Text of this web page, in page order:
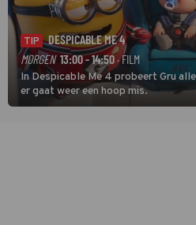
TIP
DESPICABLE ME 4
MORGEN 13:00 - 14:50· FILM
In Despicable Me 4 probeert Gru
er gaat weer een hoop mis.